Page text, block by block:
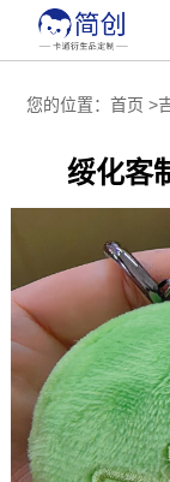
您的位置： 首页 >
绥化客